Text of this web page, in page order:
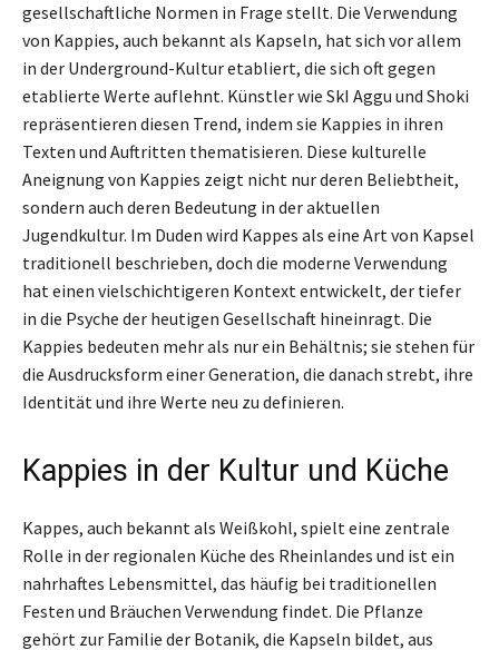
gesellschaftliche Normen in Frage stellt. Die Verwendung
von Kappies, auch bekannt als Kapseln, hat sich vor allem
in der Underground-Kultur etabliert, die sich oft gegen
etablierte Werte auflehnt. Künstler wie SkI Aggu und Shoki
repräsentieren diesen Trend, indem sie Kappies in ihren
Texten und Auftritten thematisieren. Diese kulturelle
Aneignung von Kappies zeigt nicht nur deren Beliebtheit,
sondern auch deren Bedeutung in der aktuellen
Jugendkultur. Im Duden wird Kappes als eine Art von Kapsel
traditionell beschrieben, doch die moderne Verwendung
hat einen vielschichtigeren Kontext entwickelt, der tiefer
in die Psyche der heutigen Gesellschaft hineinragt. Die
Kappies bedeuten mehr als nur ein Behältnis; sie stehen für
die Ausdrucksform einer Generation, die danach strebt, ihre
Identität und ihre Werte neu zu definieren.
Kappies in der Kultur und Küche
Kappes, auch bekannt als Weißkohl, spielt eine zentrale
Rolle in der regionalen Küche des Rheinlandes und ist ein
nahrhaftes Lebensmittel, das häufig bei traditionellen
Festen und Bräuchen Verwendung findet. Die Pflanze
gehört zur Familie der Botanik, die Kapseln bildet, aus